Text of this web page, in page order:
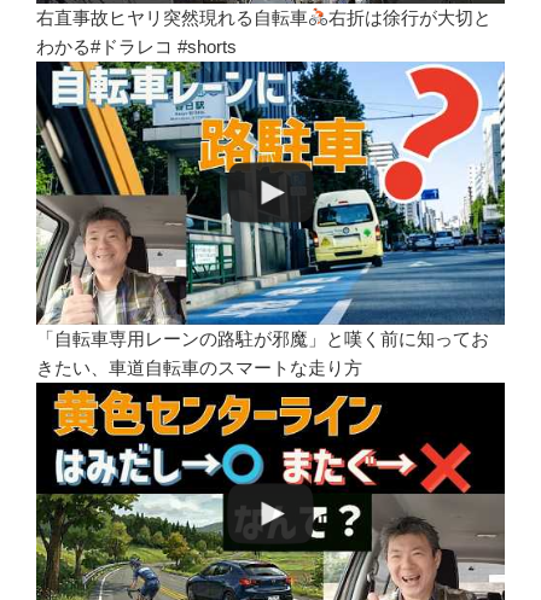
右直事故ヒヤリ突然現れる自転車
右折は徐行が大切と
わかる#ドラレコ #shorts
「自転車専用レーンの路駐が邪魔」と嘆く前に知ってお
きたい、車道自転車のスマートな走り方